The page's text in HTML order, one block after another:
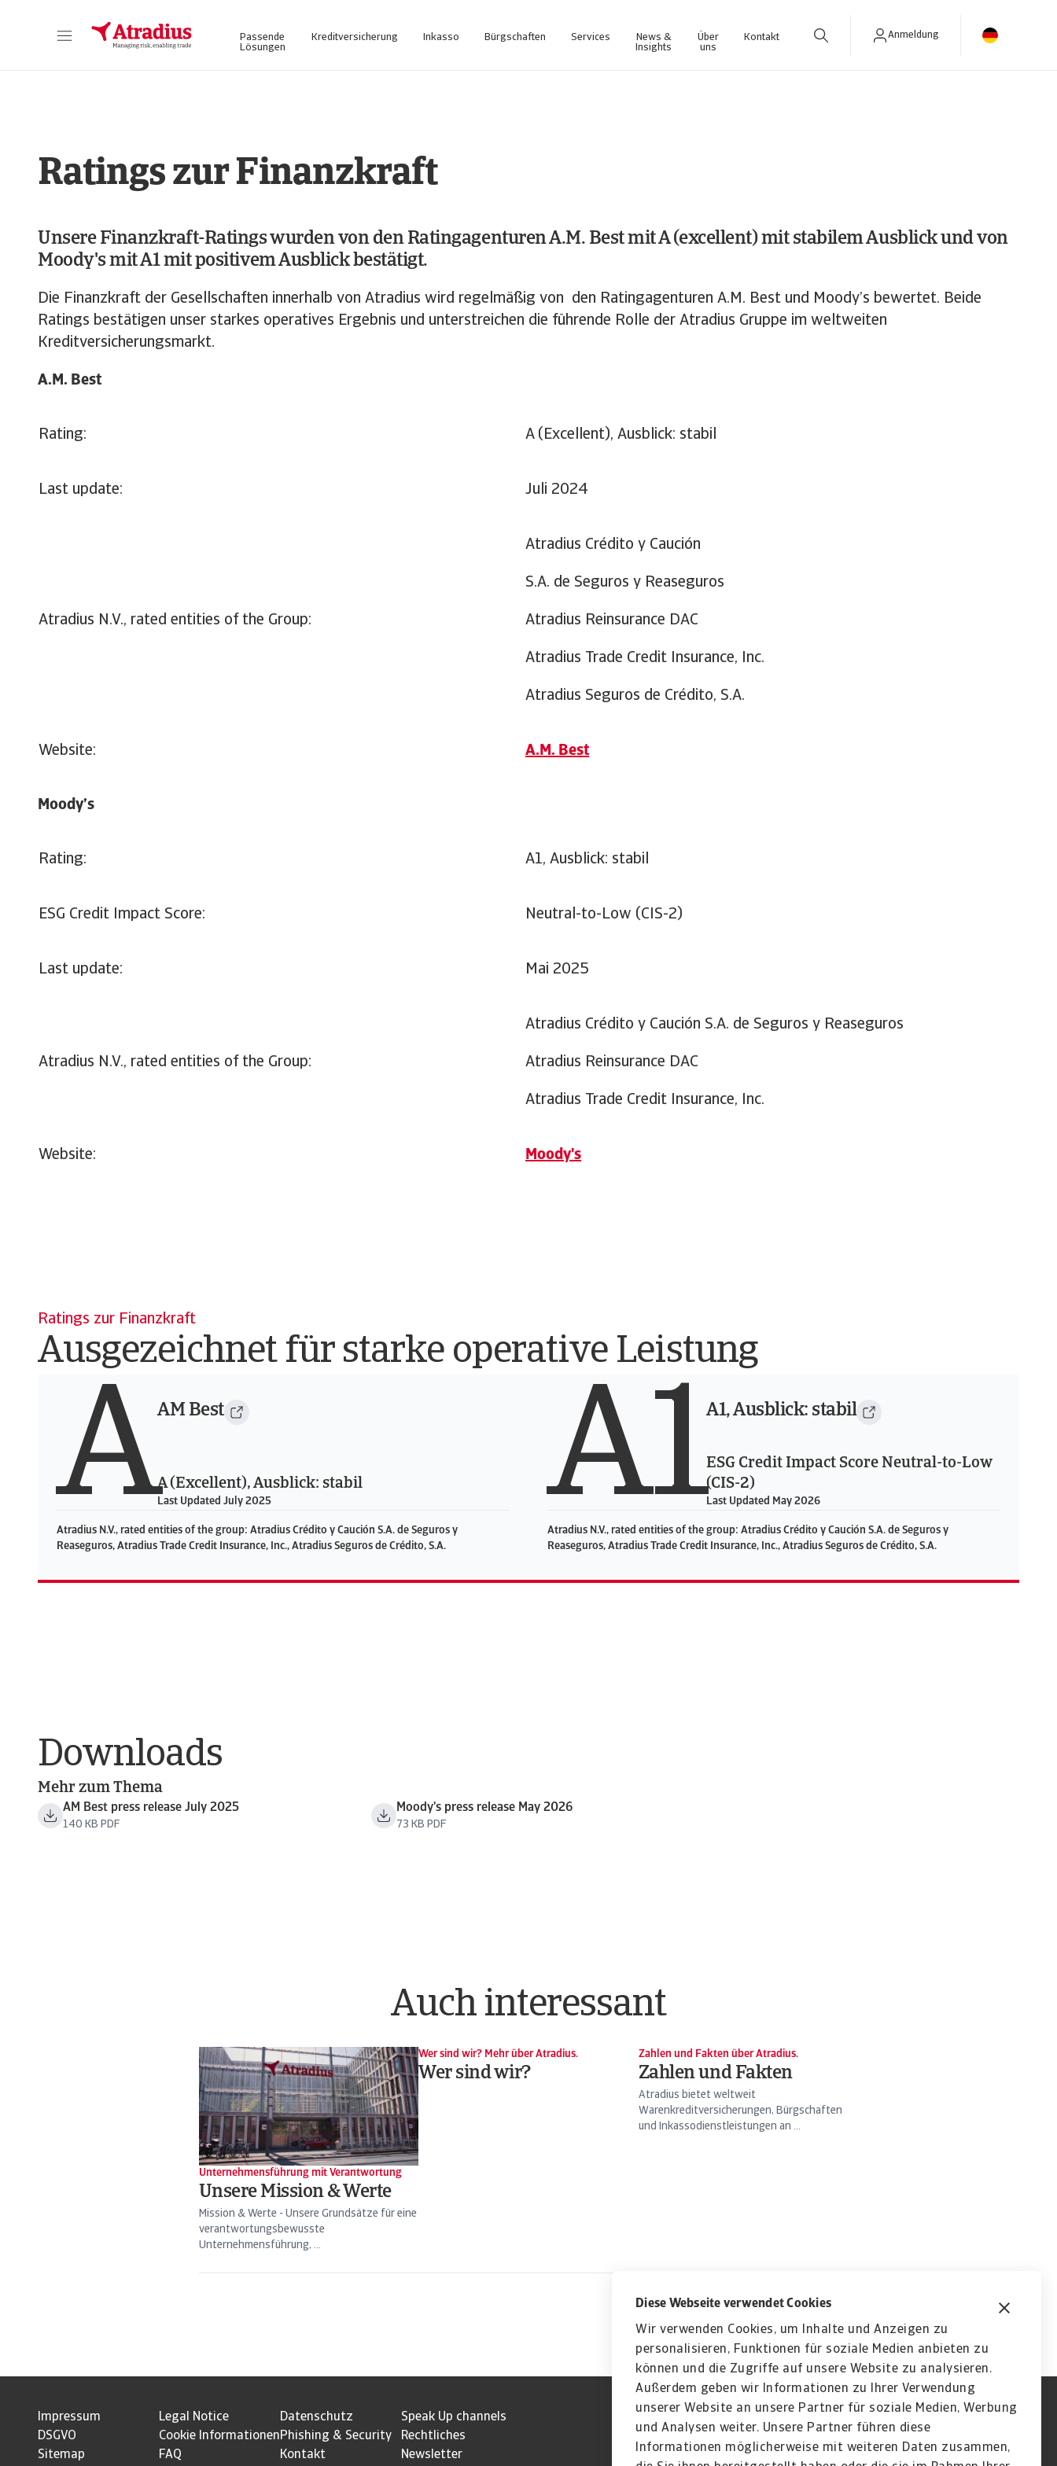
Diese Webseite verwendet Cookies
Wir verwenden Cookies, um Inhalte und Anzeigen zu
personalisieren, Funktionen für soziale Medien anbieten zu
können und die Zugriffe auf unsere Website zu analysieren.
Außerdem geben wir Informationen zu Ihrer Verwendung
unserer Website an unsere Partner für soziale Medien, Werbung
und Analysen weiter. Unsere Partner führen diese
Informationen möglicherweise mit weiteren Daten zusammen,
Passende
Lösungen
Kreditversicherung Inkasso Bürgschaften Services
News &
Insights
Über
uns
Kontakt Anmeldung
Ratings zur Finanzkraft
Unsere Finanzkraft-Ratings wurden von den Ratingagenturen A.M. Best mit A (excellent) mit stabilem Ausblick und von
Moody's mit A1 mit positivem Ausblick bestätigt.
Die Finanzkraft der Gesellschaften innerhalb von Atradius wird regelmäßig von den Ratingagenturen A.M. Best und Moody’s bewertet. Beide
Ratings bestätigen unser starkes operatives Ergebnis und unterstreichen die führende Rolle der Atradius Gruppe im weltweiten
Kreditversicherungsmarkt.
A.M. Best
Rating: A (Excellent), Ausblick: stabil
Last update: Juli 2024
Atradius N.V., rated entities of the Group:
Atradius Crédito y Caución
S.A. de Seguros y Reaseguros
Atradius Reinsurance DAC
Atradius Trade Credit Insurance, Inc.
Atradius Seguros de Crédito, S.A.
Website: A.M. Best
Moody’s
Rating: A1, Ausblick: stabil
ESG Credit Impact Score: Neutral-to-Low (CIS-2)
Last update: Mai 2025
Atradius N.V., rated entities of the Group:
Atradius Crédito y Caución S.A. de Seguros y Reaseguros
Atradius Reinsurance DAC
Atradius Trade Credit Insurance, Inc.
Website: Moody's
Ratings zur Finanzkraft
Ausgezeichnet für starke operative Leistung
AAM Best
A (Excellent), Ausblick: stabil
Last Updated July 2025
Atradius N.V., rated entities of the group: Atradius Crédito y Caución S.A. de Seguros y
Reaseguros, Atradius Trade Credit Insurance, Inc., Atradius Seguros de Crédito, S.A.
A1A1, Ausblick: stabil
ESG Credit Impact Score Neutral-to-Low
(CIS-2)
Last Updated May 2026
Atradius N.V., rated entities of the group: Atradius Crédito y Caución S.A. de Seguros y
Reaseguros, Atradius Trade Credit Insurance, Inc., Atradius Seguros de Crédito, S.A.
Downloads
Mehr zum Thema
AM Best press release July 2025
140 KB PDF
Moody's press release May 2026
73 KB PDF
Auch interessant
Unternehmensführung mit Verantwortung
Unsere Mission & Werte
Mission & Werte - Unsere Grundsätze für eine
verantwortungsbewusste
Unternehmensführung, ...
Wer sind wir? Mehr über Atradius.
Wer sind wir?
Zahlen und Fakten über Atradius.
Zahlen und Fakten
Atradius bietet weltweit
Warenkreditversicherungen, Bürgschaften
und Inkassodienstleistungen an ...
Impressum Legal Notice Datenschutz
Speak Up channels
DSGVO
Cookie InformationenPhishing & Security
Rechtliches
Sitemap
FAQ Kontakt Newsletter